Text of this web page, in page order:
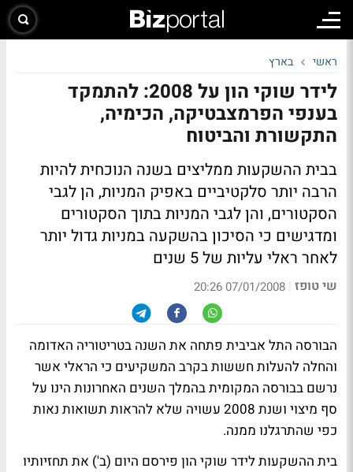
ראשי בארץ
לידר שוקי הון על 2008: להתמקד
בענפי הפרמצבטיקה, הכימיה,
התקשורת והביטוח
בבית ההשקעות ממליצים בשנה הנוכחית להיות
הרבה יותר סלקטיביים באפיק המניות, הן לגבי
הסקטורים, והן לגבי המניות בתוך הסקטורים
ומדגישים כי הסיכון בהשקעה במניות גדול יותר
לאחר ראלי עליות של 5 שנים
שי טופז |
07/01/2008 20:26
הבורסה התל אביבית פתחה את השנה בטריטוריה האדומה
והחלה להעלות חששות בקרב המשקיעים כי הראלי אשר
נרשם בבורסה המקומית בהמלך השנים האחרונות הינו על
סף מיצוי ושנת 2008 עשויה שלא להראות תשואות נאות
כפי שהתרגלנו ממנה.
בית ההשקעות לידר שוקי הון פירסם היום (ב') את תחזיותיו